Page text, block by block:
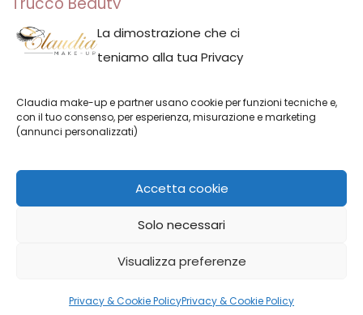
La dimostrazione che ci
teniamo alla tua Privacy
Claudia make-up e partner usano cookie per funzioni tecniche e,
con il tuo consenso, per esperienza, misurazione e marketing
(annunci personalizzati)
Accetta cookie
Solo necessari
Visualizza preferenze
Privacy & Cookie PolicyPrivacy & Cookie Policy
Trucco Sposa
Trucco per Eventi
Trucco Fotografico
Claudia make-up | P.IVA: IT01691110082 | Milano, Italia | Claudia
Adina Neacsu